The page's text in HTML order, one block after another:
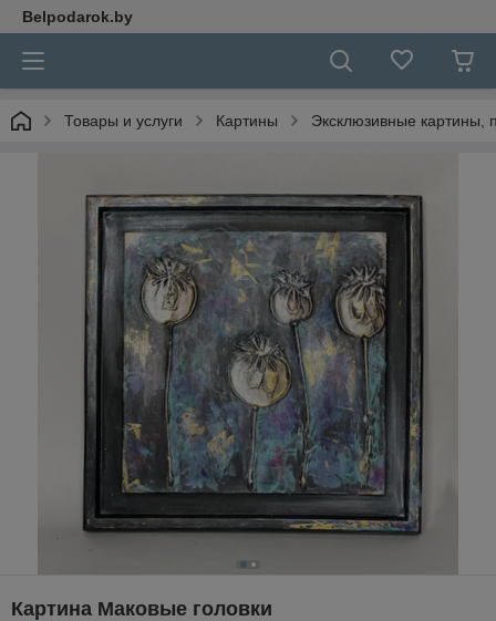
Belpodarok.by
Товары и услуги Картины Эксклюзивные картины,
Картина Маковые головки